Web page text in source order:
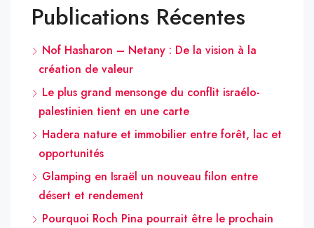
Publications Récentes
Nof Hasharon – Netany : De la vision à la
création de valeur
Le plus grand mensonge du conflit israélo-
palestinien tient en une carte
Hadera nature et immobilier entre forêt, lac et
opportunités
Glamping en Israël un nouveau filon entre
désert et rendement
Pourquoi Roch Pina pourrait être le prochain